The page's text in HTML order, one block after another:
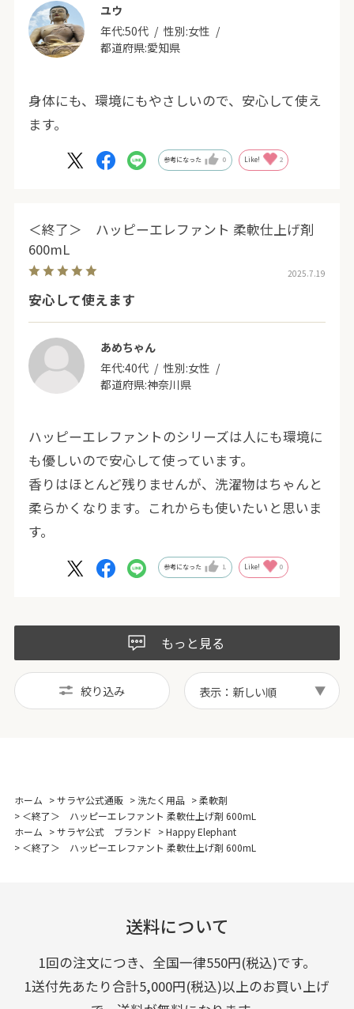
ユウ
年代:50代 性別:女性
都道府県:愛知県
身体にも、環境にもやさしいので、安心して使え
ます。
参考になった 0 Like! 2
＜終了＞ ハッピーエレファント 柔軟仕上げ剤
600mL
2025.7.19
安心して使えます
あめちゃん
年代:40代 性別:女性
都道府県:神奈川県
ハッピーエレファントのシリーズは人にも環境に
も優しいので安心して使っています。
香りはほとんど残りませんが、洗濯物はちゃんと
柔らかくなります。これからも使いたいと思いま
す。
参考になった 1 Like! 0
もっと見る
絞り込み 表示：新しい順
ホーム >サラヤ公式通販 > 洗たく用品 >柔軟剤
> ＜終了＞ ハッピーエレファント 柔軟仕上げ剤 600mL
ホーム >サラヤ公式 ブランド >Happy Elephant
> ＜終了＞ ハッピーエレファント 柔軟仕上げ剤 600mL
送料について
1回の注文につき、全国一律550円(税込)です。
1送付先あたり合計5,000円(税込)以上のお買い上げ